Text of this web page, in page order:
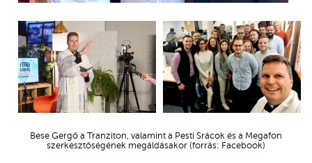
Bese Gergő a Tranziton, valamint a Pesti Srácok és a Megafon
szerkesztőségének megáldásakor (forrás: Facebook)